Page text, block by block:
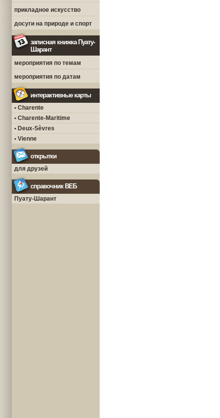
прикладное искусство
досуги на природе и спорт
записная книжка Пуату-
Шарант
мероприятия по темам
мероприятия по датам
интерактивные карты
• Charente
• Charente-Maritime
• Deux-Sèvres
• Vienne
открытки
для друзей
справочник ВЕБ
Пуату-Шарант